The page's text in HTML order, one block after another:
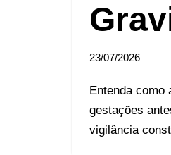
23/07/2026
Entenda como
gestações
vigilância